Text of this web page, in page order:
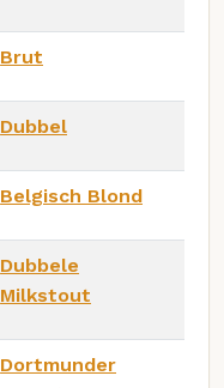
Brut
Dubbel
Belgisch Blond
Dubbele
Milkstout
Dortmunder